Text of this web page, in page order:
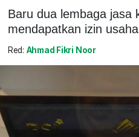
Baru dua lembaga jasa
mendapatkan izin
Red: Ahmad Fikri Noor